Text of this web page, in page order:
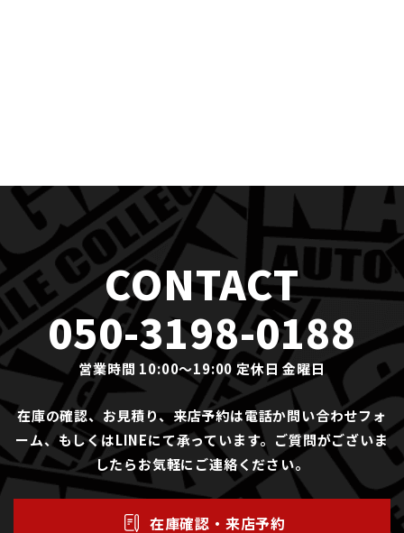
CONTACT
050-3198-0188
営業時間 10:00〜19:00 定休日 金曜日
在庫の確認、お見積り、来店予約は電話か問い合わせフォ
ーム、もしくはLINEにて承っています。ご質問がございま
したらお気軽にご連絡ください。
在庫確認・来店予約